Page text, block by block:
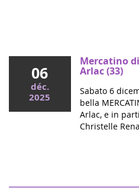
Ce mercredi, le député
Grandir Sans Cancer et Eva
de vie et lutte contre les
handicaps de l'enfant" à l'...
06
déc.
2025
Mercatino
Arlac (33)
Sabato 6
bella
Arlac, e in
Christelle